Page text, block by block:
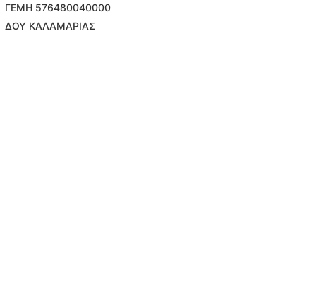
ΓΕΜΗ 576480040000
ΔΟΥ ΚΑΛΑΜΑΡΙΑΣ